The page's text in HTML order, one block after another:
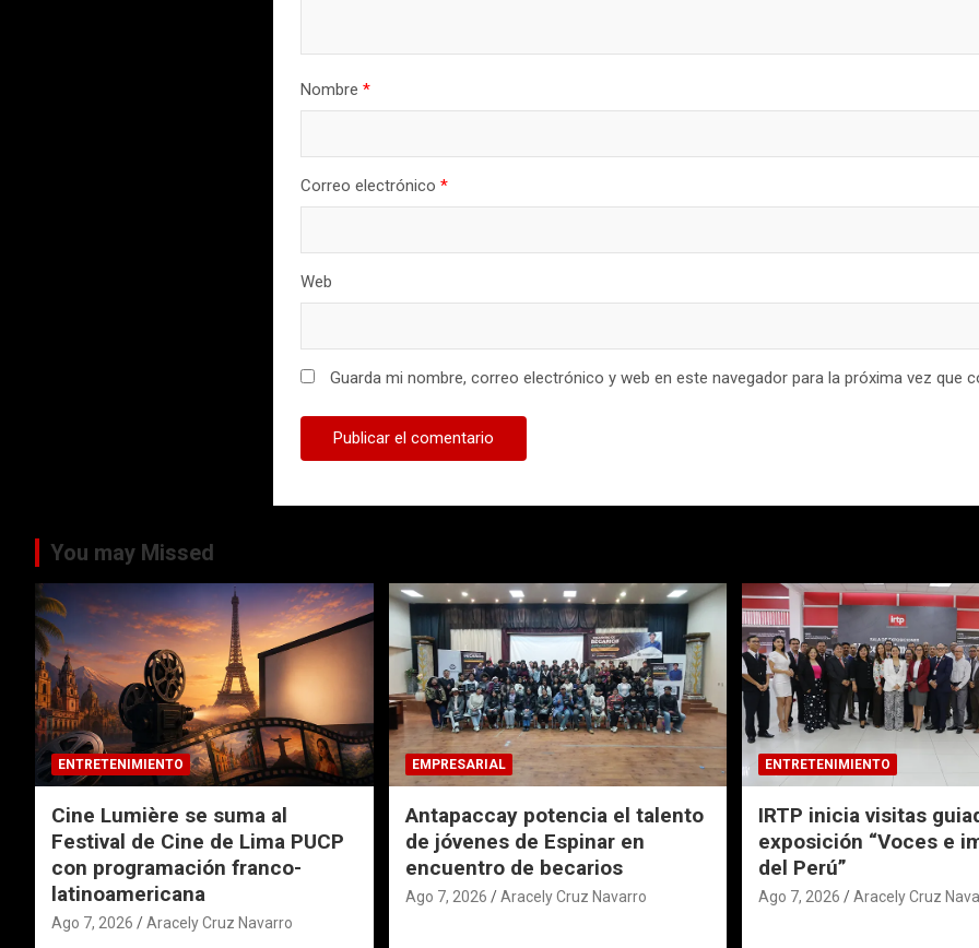
Nombre*
Correo electrónico*
Web
Guarda mi nombre, correo electrónico y web en este navegador para la próxima vez que
You may Missed
ENTRETENIMIENTO
Cine Lumière se suma al
Festival de Cine de Lima PUCP
con programación franco-
latinoamericana
Ago 7, 2026 Aracely Cruz Navarro
EMPRESARIAL
Antapaccay potencia el talento
de jóvenes de Espinar en
encuentro de becarios
Ago 7, 2026 Aracely Cruz Navarro
ENTRETENIMIENTO
IRTP inicia visitas
exposición “Voces e
del Perú”
Ago 7, 2026 Aracely Cruz